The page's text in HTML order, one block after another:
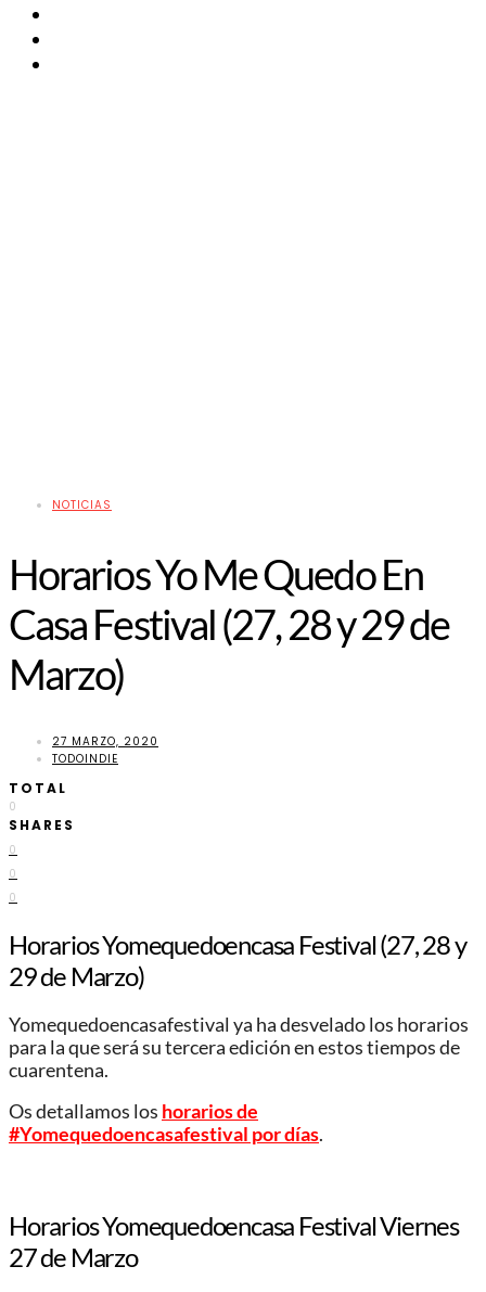
NOTICIAS
Horarios Yo Me Quedo En
Casa Festival (27, 28 y 29 de
Marzo)
27 MARZO, 2020
TODOINDIE
TOTAL
0
SHARES
0
0
0
Horarios Yomequedoencasa Festival (27, 28 y
29 de Marzo)
Yomequedoencasafestival ya ha desvelado los horarios
para la que será su tercera edición en estos tiempos de
cuarentena.
Os detallamos los horarios de
#Yomequedoencasafestival por días.
Horarios Yomequedoencasa Festival Viernes
27 de Marzo